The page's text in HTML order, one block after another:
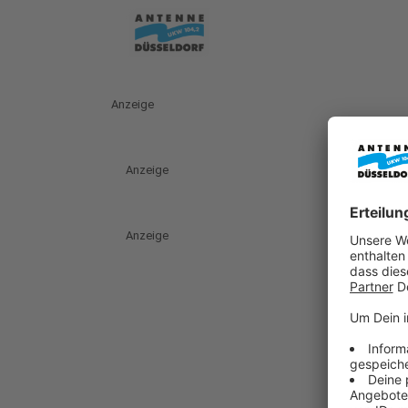
Anzeige
Anzeige
Anzeige